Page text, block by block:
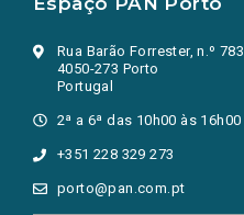
Rua Barão Forrester, n.º 783
4050-273 Porto
Portugal
2ª a 6ª das 10h00 às 16h00
+351 228 329 273
porto@pan.com.pt